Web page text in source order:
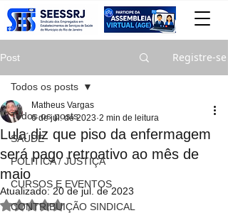
Post Registre-se
Todos os posts
SAÚDE
POLITICA / JUSTIÇA
CURSOS E EVENTOS
CONTRIBUIÇÃO SINDICAL
Todos os posts
Lula diz que piso da enfermagem
será pago retroativo ao mês de
maio
Matheus Vargas
6 de jul. de 2023 2 min de leitura
Atualizado:20 de jul. de 2023
Avaliado com NaN de 5 estrelas.